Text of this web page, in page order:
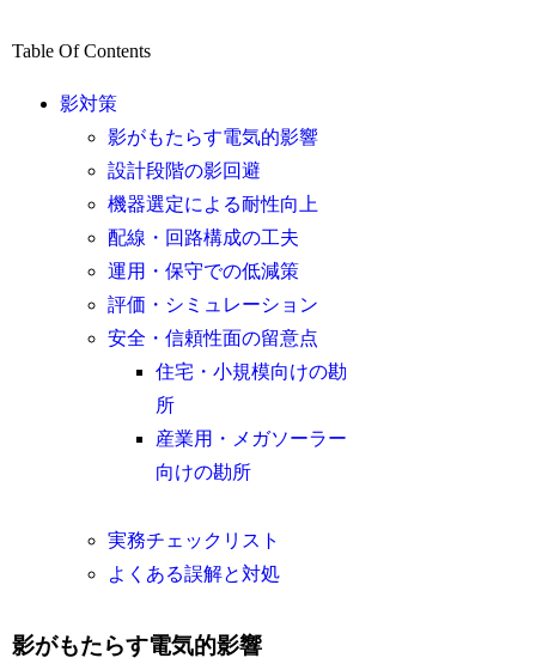
Table Of Contents
影対策
影がもたらす電気的影響
設計段階の影回避
機器選定による耐性向上
配線・回路構成の工夫
運用・保守での低減策
評価・シミュレーション
安全・信頼性面の留意点
住宅・小規模向けの勘
所
産業用・メガソーラー
向けの勘所
実務チェックリスト
よくある誤解と対処
影がもたらす電気的影響